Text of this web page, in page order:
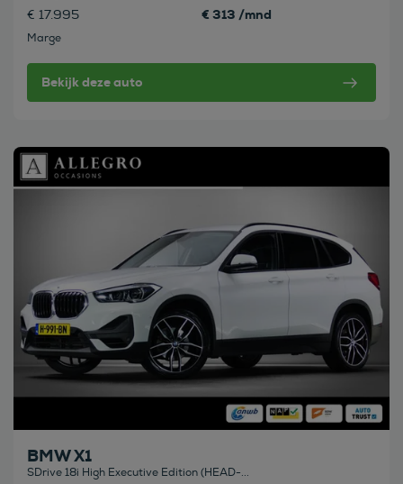
€ 17.995
Marge
€ 313 /mnd
Bekijk deze auto
Bekijk deze auto
BMW X1
SDrive 18i High Executive Edition (HEAD-...